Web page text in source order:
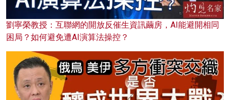
劉寧榮教授：互聯網的開放反催生資訊繭房，AI能避開相同
困局？如何避免遭AI演算法操控？